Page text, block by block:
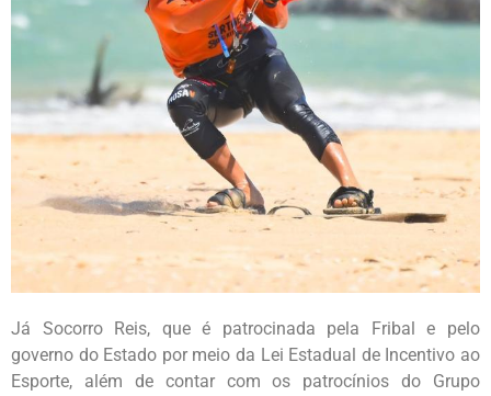
Já Socorro Reis, que é patrocinada pela Fribal e pelo
governo do Estado por meio da Lei Estadual de Incentivo ao
Esporte, além de contar com os patrocínios do Grupo